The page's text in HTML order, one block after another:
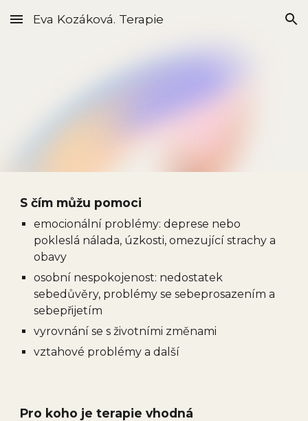
Skip to main content Skip to navigation
Eva Kozáková. Terapie
S čím můžu pomoci
emocionální problémy: deprese nebo
pokleslá nálada, úzkosti, omezující strachy a
obavy
osobní nespokojenost: nedostatek
sebedůvěry, problémy se sebeprosazením a
sebepřijetím
vyrovnání se s životními změnami
vztahové problémy a další
Pro koho je terapie vhodná